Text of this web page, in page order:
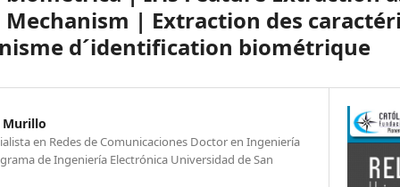
| Extraction des
d´identification biométrique
Murillo
en Redes de Comunicaciones Doctor en Ingeniería
de Ingeniería Electrónica Universidad de San